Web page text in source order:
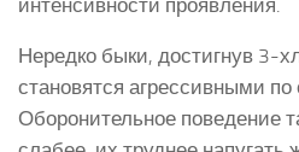
Нередко быки, достигнув 3-
становятся агрессивными
Оборонительное поведение